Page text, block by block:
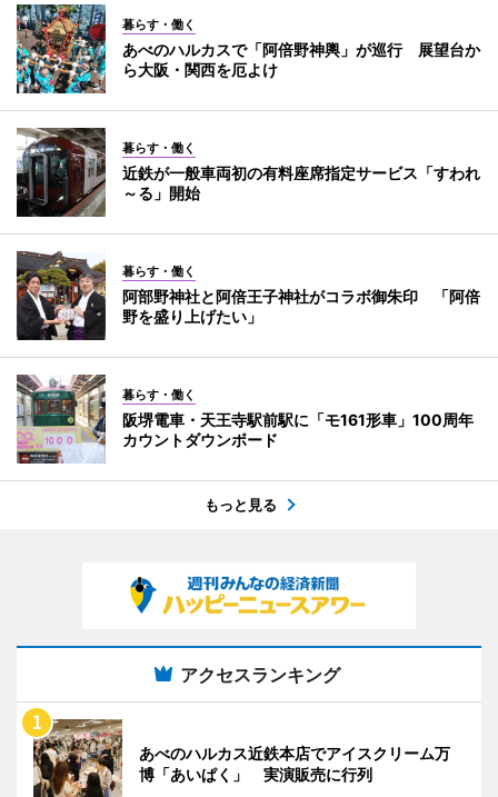
暮らす・働く
あべのハルカスで「阿倍野神輿」が巡行 展望台か
ら大阪・関西を厄よけ
暮らす・働く
近鉄が一般車両初の有料座席指定サービス「すわれ
～る」開始
暮らす・働く
阿部野神社と阿倍王子神社がコラボ御朱印 「阿倍
野を盛り上げたい」
暮らす・働く
阪堺電車・天王寺駅前駅に「モ161形車」100周年
カウントダウンボード
もっと見る
アクセスランキング
あべのハルカス近鉄本店でアイスクリーム万
博「あいぱく」 実演販売に行列